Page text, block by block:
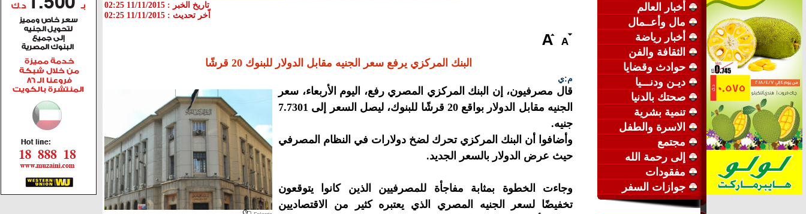
أخبار العالم
مال وأعــمال
أخبار رياضة
الثقافة والفن
حوادث وقضايا
ديـن ودنـــيا
صحتك بالدنيا
تنمية بشرية
الاسرة والطفل
مجتمع
إلى رحمة الله
مفقودات
جوازات السفر
تاريخ الخبر : 11/11/2015 02:25
اّخر تحديث : 11/11/2015 02:25
البنك المركزي يرفع سعر الجنيه مقابل الدولار للبنوك 20 قرشًا
م:ي
قال مصرفيون، إن البنك المركزي المصري رفع، اليوم الأربعاء، سعر
الجنيه مقابل الدولار بواقع 20 قرشًا للبنوك، ليصل السعر إلى 7.7301
جنيه.
وأضافوا أن البنك المركزي تحرك لضخ دولارات في النظام المصرفي
حيث عرض الدولار بالسعر الجديد.
وجاءت الخطوة بمثابة مفاجأة للمصرفيين الذين كانوا يتوقعون
تخفيضًا لسعر الجنيه المصري الذي يعتبره كثير من الاقتصاديين